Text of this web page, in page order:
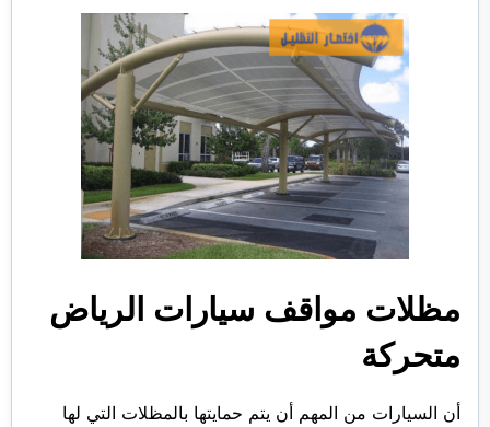
مظلات مواقف سيارات الرياض
متحركة
أن السيارات من المهم أن يتم حمايتها بالمظلات التي لها